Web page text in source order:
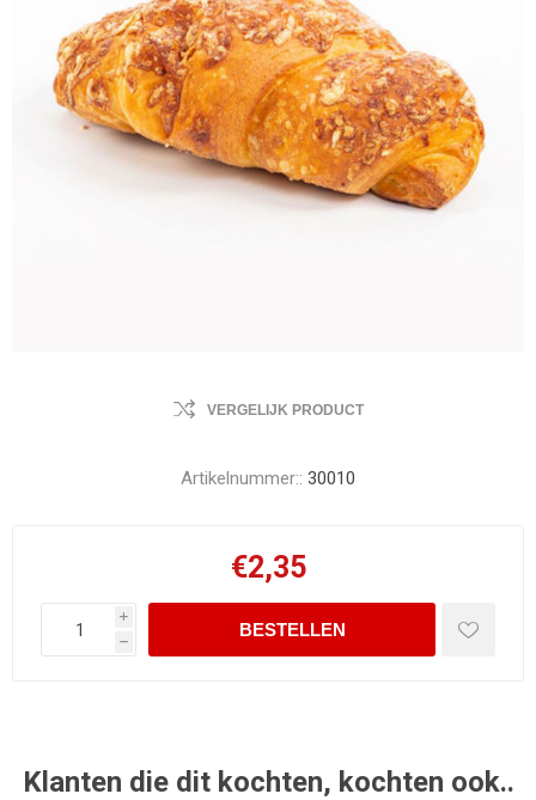
VERGELIJK PRODUCT
Artikelnummer:: 30010
€2,35
i
h
Klanten die dit kochten, kochten ook..